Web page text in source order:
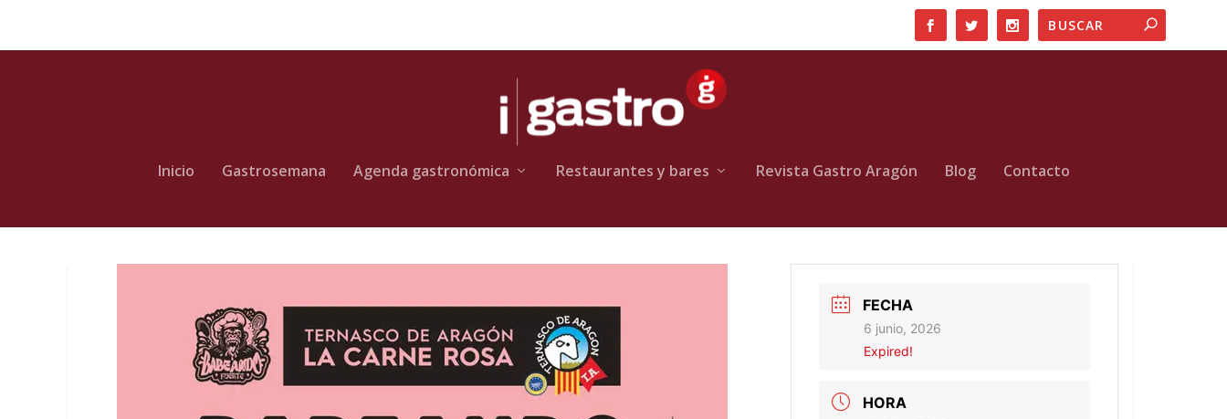
Inicio Gastrosemana Agenda gastronómica Restaurantes y bares Revista Gastro Aragón Blog Contacto
FECHA
6 junio, 2026
Expired!
HORA